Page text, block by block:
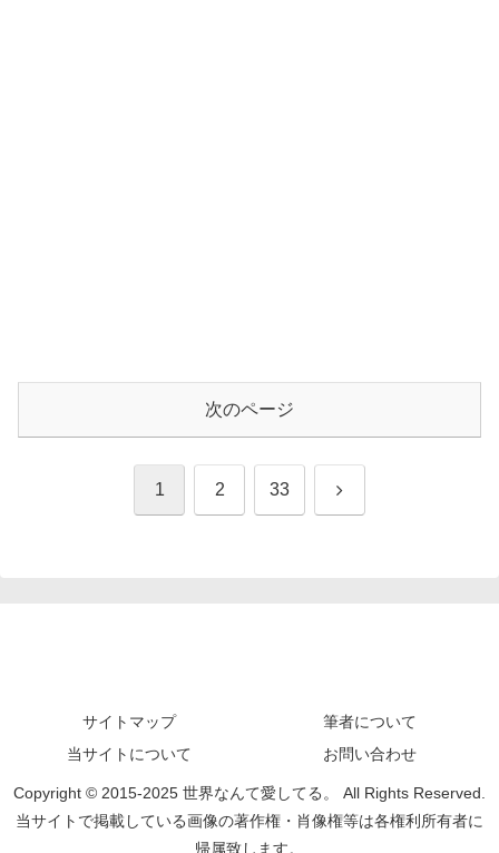
次のページ
1 2 33 次
サイトマップ
筆者について
当サイトについて
お問い合わせ
Copyright © 2015-2025 世界なんて愛してる。 All Rights Reserved.
当サイトで掲載している画像の著作権・肖像権等は各権利所有者に
帰属致します。